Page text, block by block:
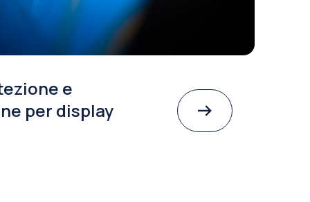
e
per display